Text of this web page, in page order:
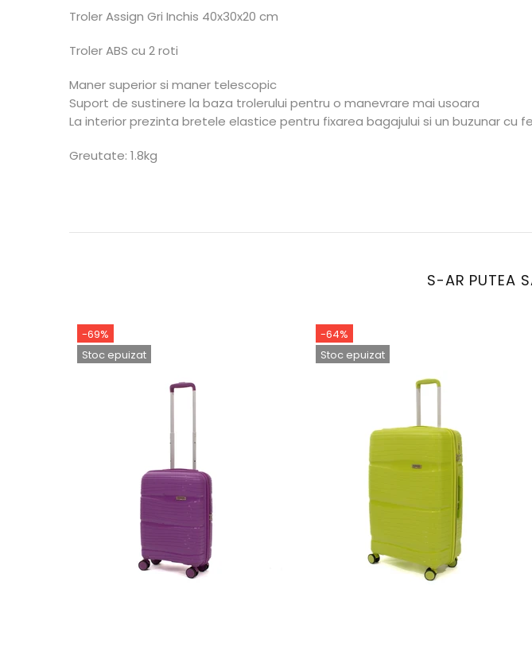
Troler Assign Gri Inchis 40x30x20 cm
Troler ABS cu 2 roti
Maner superior si maner telescopic
Suport de sustinere la baza trolerului pentru o manevrare mai usoara
La interior prezinta bretele elastice pentru fixarea bagajului si un buzunar cu
Greutate: 1.8kg
S-AR PUTEA
-69%
Stoc epuizat
-64%
Stoc epuizat